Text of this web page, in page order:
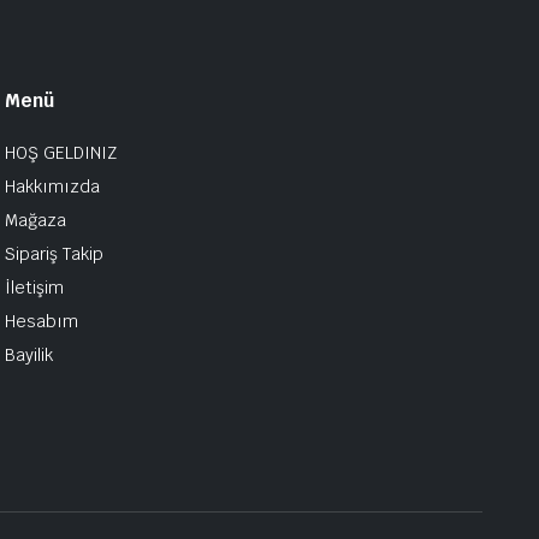
Menü
HOŞ GELDINIZ
Hakkımızda
Mağaza
Sipariş Takip
İletişim
Hesabım
Bayilik